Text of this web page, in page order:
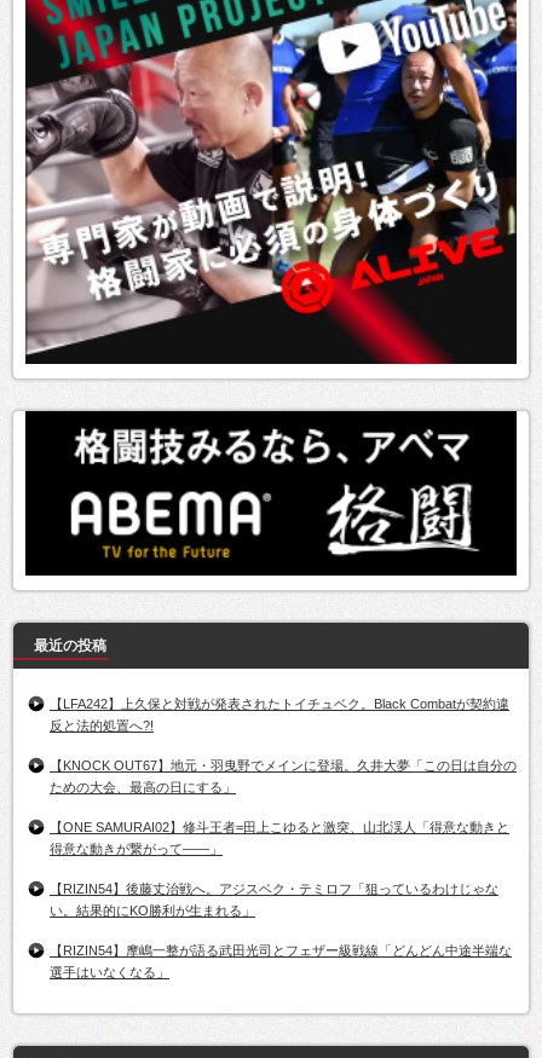
最近の投稿
【LFA242】上久保と対戦が発表されたトイチュベク。Black Combatが契約違
反と法的処置へ?!
【KNOCK OUT67】地元・羽曳野でメインに登場。久井大夢「この日は自分の
ための大会、最高の日にする」
【ONE SAMURAI02】修斗王者=田上こゆると激突、山北渓人「得意な動きと
得意な動きが繋がって――」
【RIZIN54】後藤丈治戦へ。アジスベク・テミロフ「狙っているわけじゃな
い。結果的にKO勝利が生まれる」
【RIZIN54】摩嶋一整が語る武田光司とフェザー級戦線「どんどん中途半端な
選手はいなくなる」